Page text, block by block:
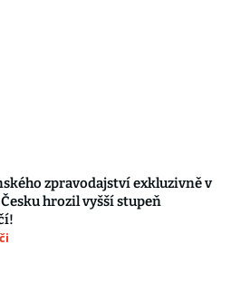
zpravodajství exkluzivně v
hrozil vyšší stupeň